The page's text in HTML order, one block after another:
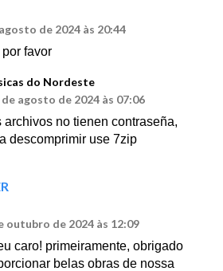
de 2024 às 20:44
favor
do Nordeste
de agosto de 2024 às 07:06
archivos no tienen contraseña,
descomprimir use 7zip
outubro de 2024 às 12:09
caro! primeiramente, obrigado
belas obras de nossa